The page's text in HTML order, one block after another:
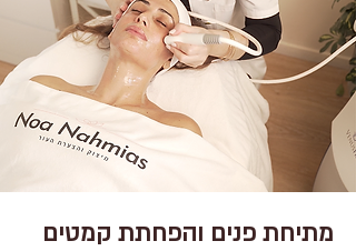
מתיחת פנים והפחתת קמטים